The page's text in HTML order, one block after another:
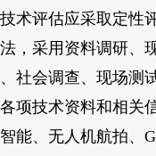
评估应采取定性
，采用资料调研、
社会调查、现场测
项技术资料和相关
能、无人机航拍、